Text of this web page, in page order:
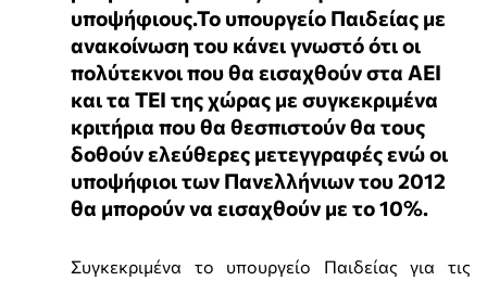
υποψήφιους.Το υπουργείο Παιδείας με
ανακοίνωση του κάνει γνωστό ότι οι
πολύτεκνοι που θα εισαχθούν στα ΑΕΙ
και τα ΤΕΙ της χώρας με συγκεκριμένα
κριτήρια που θα θεσπιστούν θα τους
δοθούν ελεύθερες μετεγγραφές ενώ οι
υποψήφιοι των Πανελλήνιων του 2012
θα μπορούν να εισαχθούν με το 10%.
Συγκεκριμένα το υπουργείο Παιδείας για τις